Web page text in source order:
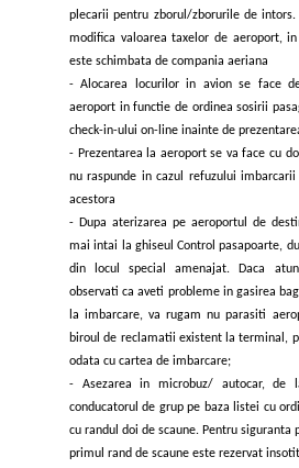
plecarii pentru zborul/zborurile de
modifica valoarea taxelor de aeroport,
este schimbata de compania aeriana
- Alocarea locurilor in avion se face
aeroport in functie de ordinea sosirii
check-in-ului on-line inainte de
- Prezentarea la aeroport se va face cu
nu raspunde in cazul refuzului
acestora
- Dupa aterizarea pe aeroportul de
mai intai la ghiseul Control pasapoarte,
din locul special amenajat. Daca
observati ca aveti probleme in gasirea
la imbarcare, va rugam nu parasiti
biroul de reclamatii existent la terminal,
odata cu cartea de imbarcare;
- Asezarea in microbuz/ autocar, de
conducatorul de grup pe baza listei cu
cu randul doi de scaune. Pentru siguranta
primul rand de scaune este rezervat